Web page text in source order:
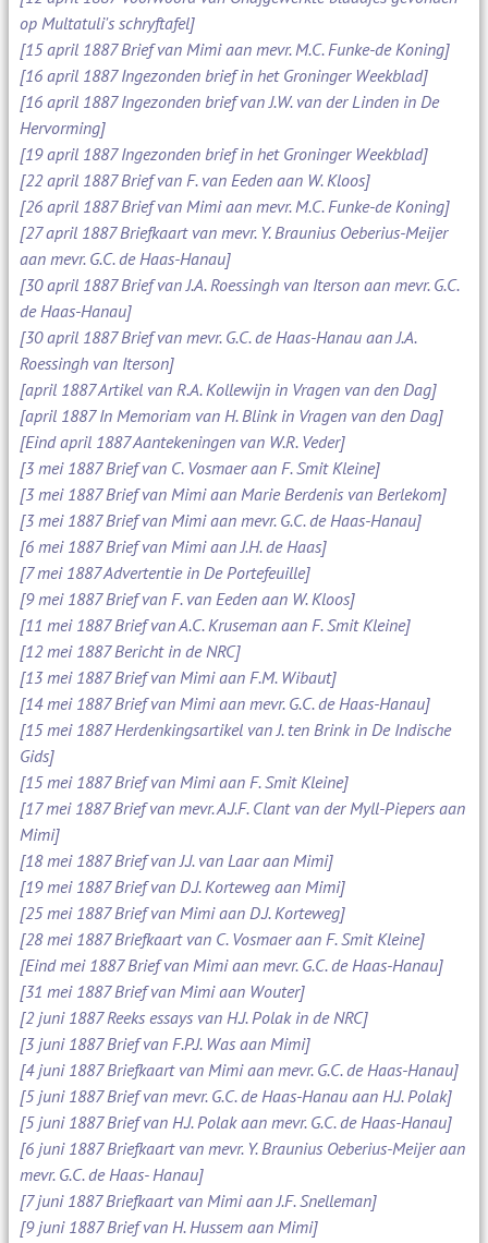
op Multatuli's schryftafel]
[15 april 1887 Brief van Mimi aan mevr. M.C. Funke-de Koning]
[16 april 1887 Ingezonden brief in het Groninger Weekblad]
[16 april 1887 Ingezonden brief van J.W. van der Linden in De
Hervorming]
[19 april 1887 Ingezonden brief in het Groninger Weekblad]
[22 april 1887 Brief van F. van Eeden aan W. Kloos]
[26 april 1887 Brief van Mimi aan mevr. M.C. Funke-de Koning]
[27 april 1887 Briefkaart van mevr. Y. Braunius Oeberius-Meijer
aan mevr. G.C. de Haas-Hanau]
[30 april 1887 Brief van J.A. Roessingh van Iterson aan mevr. G.C.
de Haas-Hanau]
[30 april 1887 Brief van mevr. G.C. de Haas-Hanau aan J.A.
Roessingh van Iterson]
[april 1887 Artikel van R.A. Kollewijn in Vragen van den Dag]
[april 1887 In Memoriam van H. Blink in Vragen van den Dag]
[Eind april 1887 Aantekeningen van W.R. Veder]
[3 mei 1887 Brief van C. Vosmaer aan F. Smit Kleine]
[3 mei 1887 Brief van Mimi aan Marie Berdenis van Berlekom]
[3 mei 1887 Brief van Mimi aan mevr. G.C. de Haas-Hanau]
[6 mei 1887 Brief van Mimi aan J.H. de Haas]
[7 mei 1887 Advertentie in De Portefeuille]
[9 mei 1887 Brief van F. van Eeden aan W. Kloos]
[11 mei 1887 Brief van A.C. Kruseman aan F. Smit Kleine]
[12 mei 1887 Bericht in de NRC]
[13 mei 1887 Brief van Mimi aan F.M. Wibaut]
[14 mei 1887 Brief van Mimi aan mevr. G.C. de Haas-Hanau]
[15 mei 1887 Herdenkingsartikel van J. ten Brink in De Indische
Gids]
[15 mei 1887 Brief van Mimi aan F. Smit Kleine]
[17 mei 1887 Brief van mevr. A.J.F. Clant van der Myll-Piepers aan
Mimi]
[18 mei 1887 Brief van J.J. van Laar aan Mimi]
[19 mei 1887 Brief van D.J. Korteweg aan Mimi]
[25 mei 1887 Brief van Mimi aan D.J. Korteweg]
[28 mei 1887 Briefkaart van C. Vosmaer aan F. Smit Kleine]
[Eind mei 1887 Brief van Mimi aan mevr. G.C. de Haas-Hanau]
[31 mei 1887 Brief van Mimi aan Wouter]
[2 juni 1887 Reeks essays van H.J. Polak in de NRC]
[3 juni 1887 Brief van F.P.J. Was aan Mimi]
[4 juni 1887 Briefkaart van Mimi aan mevr. G.C. de Haas-Hanau]
[5 juni 1887 Brief van mevr. G.C. de Haas-Hanau aan H.J. Polak]
[5 juni 1887 Brief van H.J. Polak aan mevr. G.C. de Haas-Hanau]
[6 juni 1887 Briefkaart van mevr. Y. Braunius Oeberius-Meijer aan
mevr. G.C. de Haas- Hanau]
[7 juni 1887 Briefkaart van Mimi aan J.F. Snelleman]
[9 juni 1887 Brief van H. Hussem aan Mimi]